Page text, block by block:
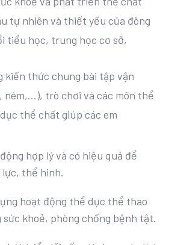
tự nhiên và thiết yếu của đông
tiểu học, trung học cơ sở,
kiến thức chung bài tập vận
ném,...), trò chơi và các môn thể
thể chất giúp các em
hợp lý và có hiệu quả để
thể hinh.
hoạt động thể dục thể thao
sức khoẻ, phòng chống bệnh tật.